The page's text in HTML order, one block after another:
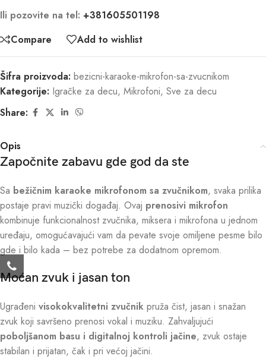
Ili pozovite na tel: +381605501198
Compare
Add to wishlist
Šifra proizvoda: bezicni-karaoke-mikrofon-sa-zvucnikom
Kategorije: Igračke za decu, Mikrofoni, Sve za decu
Share:
Opis
Započnite zabavu gde god da ste
Sa bežičnim karaoke mikrofonom sa zvučnikom, svaka prilika
postaje pravi muzički događaj. Ovaj prenosivi mikrofon
kombinuje funkcionalnost zvučnika, miksera i mikrofona u jednom
uređaju, omogućavajući vam da pevate svoje omiljene pesme bilo
gde i bilo kada – bez potrebe za dodatnom opremom.
Moćan zvuk i jasan ton
Ugrađeni visokokvalitetni zvučnik pruža čist, jasan i snažan
zvuk koji savršeno prenosi vokal i muziku. Zahvaljujući
poboljšanom basu i digitalnoj kontroli jačine, zvuk ostaje
stabilan i prijatan, čak i pri većoj jačini.